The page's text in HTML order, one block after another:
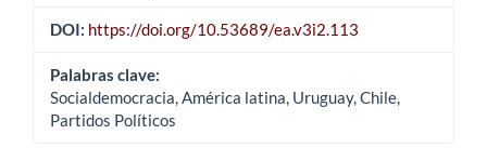
DOI: https://doi.org/10.53689/ea.v3i2.113
Palabras clave:
Socialdemocracia, América latina, Uruguay, Chile,
Partidos Políticos